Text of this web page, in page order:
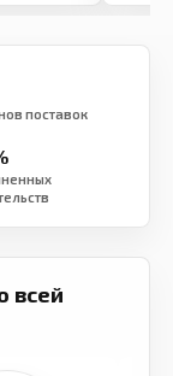
поставок
всей